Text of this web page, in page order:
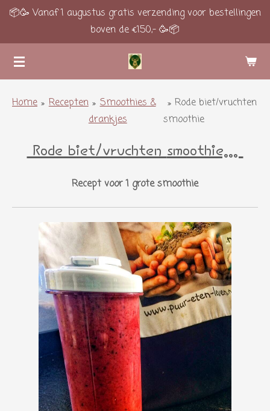
Ga
de
hoofdinhoud
📦🥳 Vanaf 1 augustus gratis verzending voor bestellingen
boven de €150,- 🥳📦
Home » Recepten » Smoothies &
drankjes
» Rode biet/vruchten
smoothie
Rode biet/vruchtensmoothie...
Recept voor 1 grote smoothie